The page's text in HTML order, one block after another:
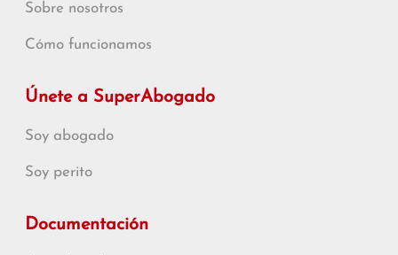
Sobre nosotros
Cómo funcionamos
Únete a SuperAbogado
Soy abogado
Soy perito
Documentación